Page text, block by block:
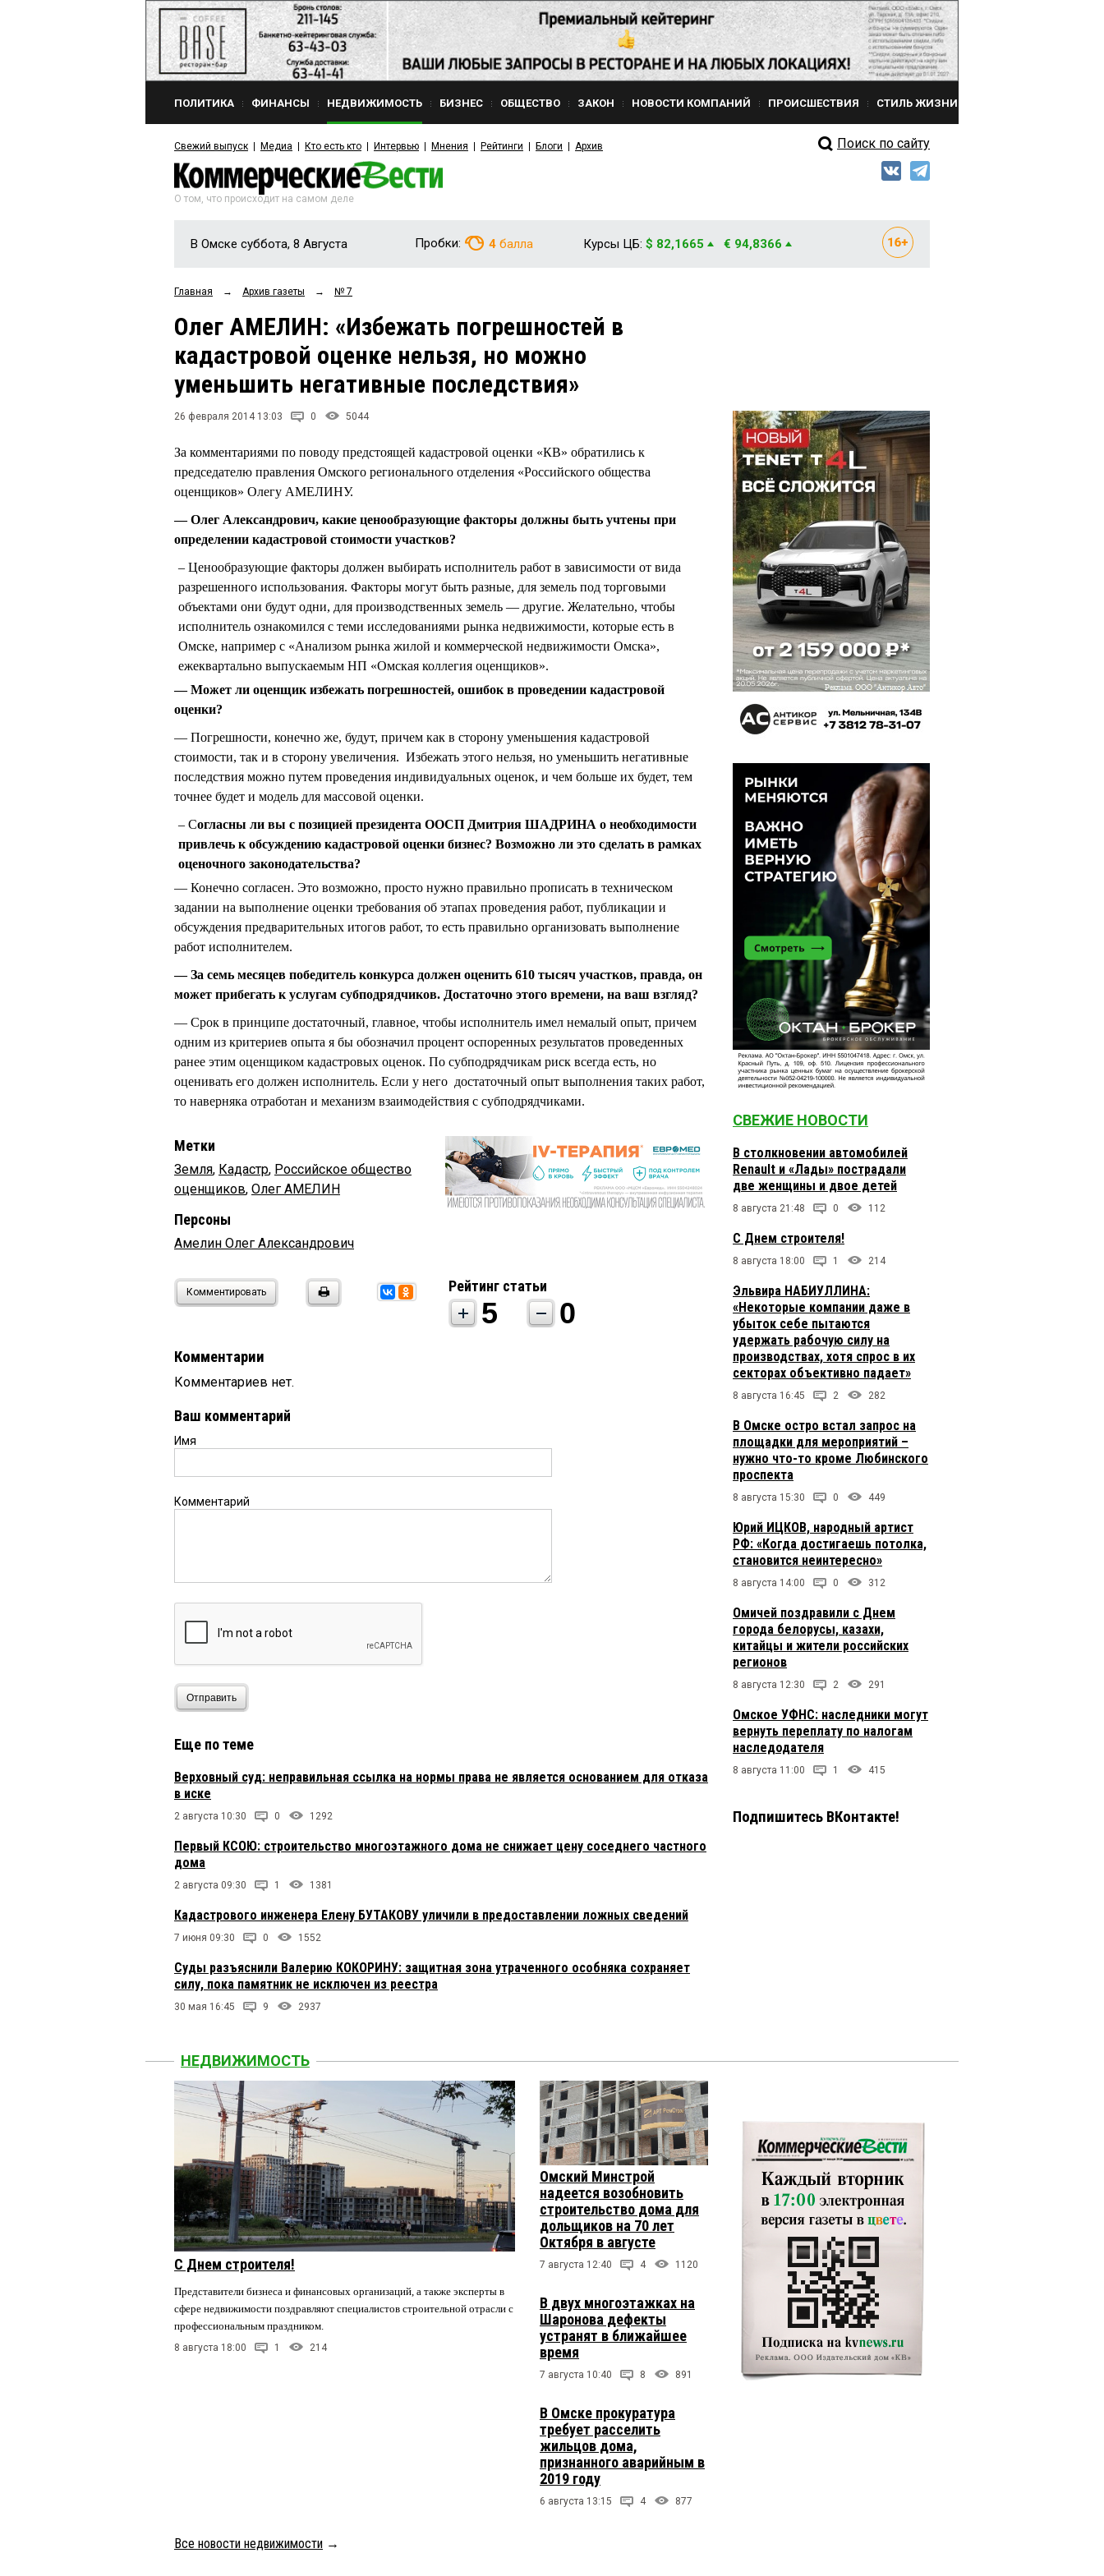
ПОЛИТИКА ФИНАНСЫ НЕДВИЖИМОСТЬ БИЗНЕС ОБЩЕСТВО ЗАКОН НОВОСТИ КОМПАНИЙ ПРОИСШЕСТВИЯ СТИЛЬ ЖИЗНИ
Свежий выпуск Медиа Кто есть кто Интервью Мнения Рейтинги Блоги Архив Поиск по сайту
О том, что происходит на самом деле
В Омске суббота, 8 Августа Пробки: 4 балла Курсы ЦБ: $ 82,1665 € 94,8366
Главная → Архив газеты → № 7
Олег АМЕЛИН: «Избежать погрешностей в
кадастровой оценке нельзя, но можно
уменьшить негативные последствия»
26 февраля 2014 13:03 0 5044
За комментариями по поводу предстоящей кадастровой оценки «КВ» обратились к
председателю правления Омского регионального отделения «Российского общества
оценщиков» Олегу АМЕЛИНУ.
— Олег Александрович, какие ценообразующие факторы должны быть учтены при
определении кадастровой стоимости участков?
Ценообразующие факторы должен выбирать исполнитель работ в зависимости от вида
разрешенного использования. Факторы могут быть разные, для земель под торговыми
объектами они будут одни, для производственных земель — другие. Желательно, чтобы
исполнитель ознакомился с теми исследованиями рынка недвижимости, которые есть в
Омске, например с «Анализом рынка жилой и коммерческой недвижимости Омска»,
ежеквартально выпускаемым НП «Омская коллегия оценщиков».
— Может ли оценщик избежать погрешностей, ошибок в проведении кадастровой
оценки?
— Погрешности, конечно же, будут, причем как в сторону уменьшения кадастровой
стоимости, так и в сторону увеличения. Избежать этого нельзя, но уменьшить негативные
последствия можно путем проведения индивидуальных оценок, и чем больше их будет, тем
точнее будет и модель для массовой оценки.
Согласны ли вы с позицией президента ООСП Дмитрия ШАДРИНА о необходимости
привлечь к обсуждению кадастровой оценки бизнес? Возможно ли это сделать в рамках
оценочного законодательства?
— Конечно согласен. Это возможно, просто нужно правильно прописать в техническом
задании на выполнение оценки требования об этапах проведения работ, публикации и
обсуждения предварительных итогов работ, то есть правильно организовать выполнение
работ исполнителем.
— За семь месяцев победитель конкурса должен оценить 610 тысяч участков, правда, он
может прибегать к услугам субподрядчиков. Достаточно этого времени, на ваш взгляд?
— Срок в принципе достаточный, главное, чтобы исполнитель имел немалый опыт, причем
одним из критериев опыта я бы обозначил процент оспоренных результатов проведенных
ранее этим оценщиком кадастровых оценок. По субподрядчикам риск всегда есть, но
оценивать его должен исполнитель. Если у него достаточный опыт выполнения таких работ,
то наверняка отработан и механизм взаимодействия с субподрядчиками.
Метки
Земля, Кадастр, Российское общество
оценщиков, Олег АМЕЛИН
Персоны
Амелин Олег Александрович
Комментировать Рейтинг статьи
5 0
Комментарии
Комментариев нет.
Ваш комментарий
Имя
Комментарий
Отправить
Еще по теме
Верховный суд: неправильная ссылка на нормы права не является основанием для отказа
в иске
2 августа 10:30 0 1292
Первый КСОЮ: строительство многоэтажного дома не снижает цену соседнего частного
дома
2 августа 09:30 1 1381
Кадастрового инженера Елену БУТАКОВУ уличили в предоставлении ложных сведений
7 июня 09:30 0 1552
Суды разъяснили Валерию КОКОРИНУ: защитная зона утраченного особняка сохраняет
силу, пока памятник не исключен из реестра
30 мая 16:45 9 2937
СВЕЖИЕ НОВОСТИ
В столкновении автомобилей
Renault и «Лады» пострадали
две женщины и двое детей
8 августа 21:48 0 112
С Днем строителя!
8 августа 18:00 1 214
Эльвира НАБИУЛЛИНА:
«Некоторые компании даже в
убыток себе пытаются
удержать рабочую силу на
производствах, хотя спрос в их
секторах объективно падает»
8 августа 16:45 2 282
В Омске остро встал запрос на
площадки для мероприятий –
нужно что-то кроме Любинского
проспекта
8 августа 15:30 0 449
Юрий ИЦКОВ, народный артист
РФ: «Когда достигаешь потолка,
становится неинтересно»
8 августа 14:00 0 312
Омичей поздравили с Днем
города белорусы, казахи,
китайцы и жители российских
регионов
8 августа 12:30 2 291
Омское УФНС: наследники могут
вернуть переплату по налогам
наследодателя
8 августа 11:00 1 415
Подпишитесь ВКонтакте!
НЕДВИЖИМОСТЬ
С Днем строителя!
Представители бизнеса и финансовых организаций, а также эксперты в
сфере недвижимости поздравляют специалистов строительной отрасли с
профессиональным праздником.
8 августа 18:00 1 214
Омский Минстрой
надеется возобновить
строительство дома для
дольщиков на 70 лет
Октября в августе
7 августа 12:40 4 1120
В двух многоэтажках на
Шаронова дефекты
устранят в ближайшее
время
7 августа 10:40 8 891
В Омске прокуратура
требует расселить
жильцов дома,
признанного аварийным в
2019 году
6 августа 13:15 4 877
Все новости недвижимости →